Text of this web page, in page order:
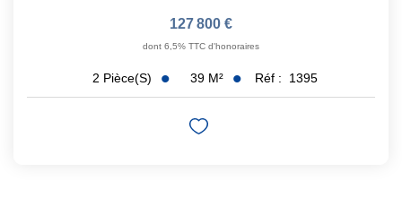
127 800 €
dont 6,5% TTC d'honoraires
2 Pièce(s) 39 M² Réf : 1395